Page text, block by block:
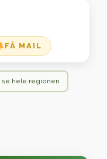
FÅ MAIL
se hele regionen